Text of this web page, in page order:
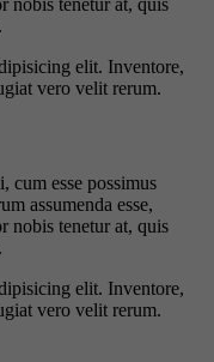
nobis tenetur at, quis
elit. Inventore,
vero velit rerum.
cum esse possimus
assumenda esse,
nobis tenetur at, quis
elit. Inventore,
vero velit rerum.